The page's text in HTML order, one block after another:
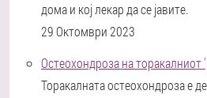
дома и кој лекар да се јавите.
29 Октомври 2023
Остеохондроза на торакалниот
Торакалната остеохондроза е